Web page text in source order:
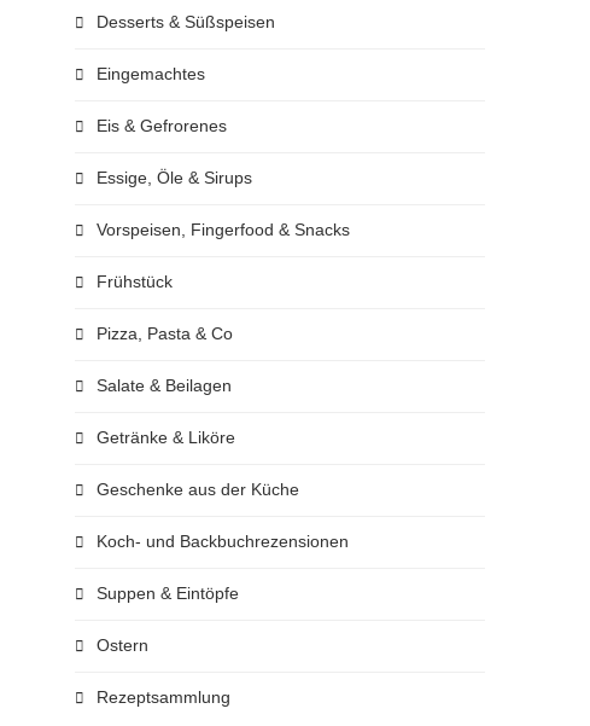
Desserts & Süßspeisen
Eingemachtes
Eis & Gefrorenes
Essige, Öle & Sirups
Vorspeisen, Fingerfood & Snacks
Frühstück
Pizza, Pasta & Co
Salate & Beilagen
Getränke & Liköre
Geschenke aus der Küche
Koch- und Backbuchrezensionen
Suppen & Eintöpfe
Ostern
Rezeptsammlung